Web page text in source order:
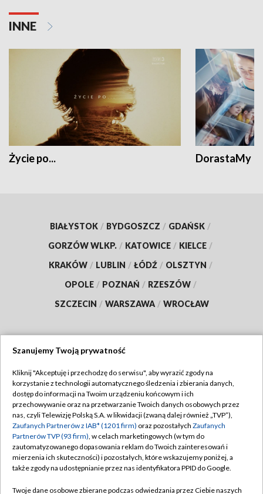
INNE
Życie po... DorastaMy
BIAŁYSTOK / BYDGOSZCZ / GDAŃSK /
GORZÓW WLKP. / KATOWICE / KIELCE /
KRAKÓW / LUBLIN / ŁÓDŹ / OLSZTYN /
OPOLE / POZNAŃ / RZESZÓW /
SZCZECIN / WARSZAWA / WROCŁAW
TVP
Abonament TVP
Emisja w TVP
Centrum informacji TVP
Naziemna Telewizja Cyfrowa
Regulamin TVP
Polityka prywatności
Moje zgody
Pomoc
Szanujemy Twoją prywatność
Kliknij "Akceptuję i przechodzę do serwisu", aby wyrazić zgody na
korzystanie z technologii automatycznego śledzenia i zbierania danych,
dostęp do informacji na Twoim urządzeniu końcowym i ich
przechowywanie oraz na przetwarzanie Twoich danych osobowych przez
nas, czyli Telewizję Polską S.A. w likwidacji (zwaną dalej również „TVP”),
Zaufanych Partnerów z IAB* (1201 firm) oraz pozostałych Zaufanych
Partnerów TVP (93 firm), w celach marketingowych (w tym do
zautomatyzowanego dopasowania reklam do Twoich zainteresowań i
mierzenia ich skuteczności) i pozostałych, które wskazujemy poniżej, a
także zgody na udostępnianie przez nas identyfikatora PPID do Google.
Twoje dane osobowe zbierane podczas odwiedzania przez Ciebie naszych